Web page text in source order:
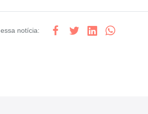
essa notícia: